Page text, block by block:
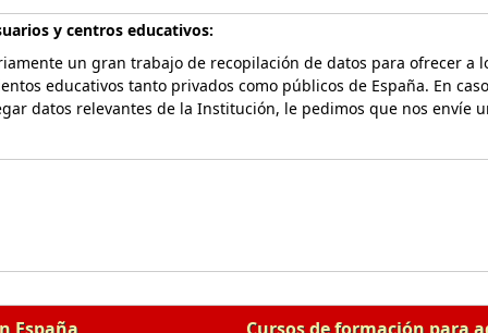
y centros educativos:
un gran trabajo de recopilación de datos para ofrecer a
educativos tanto privados como públicos de España. En
datos relevantes de la Institución, le pedimos que nos envíe